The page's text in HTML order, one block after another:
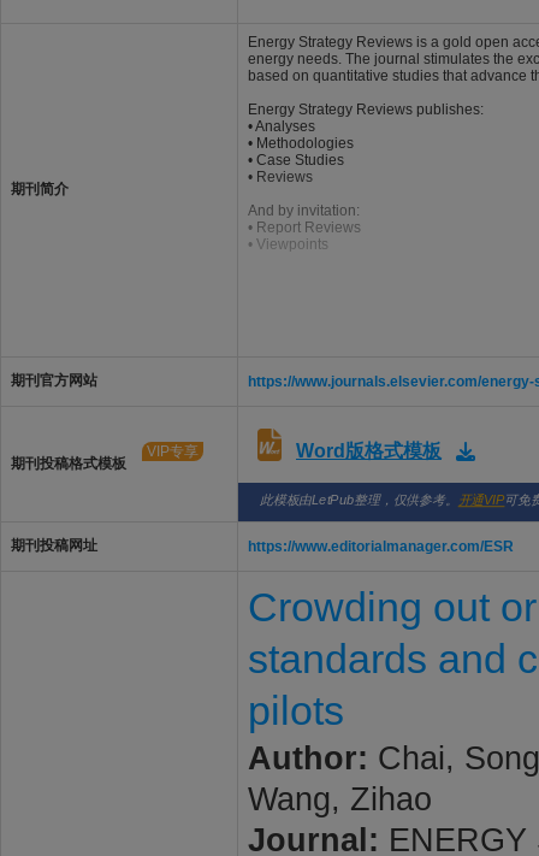
期刊简介
Energy Strategy Reviews is a gold open
energy needs. The journal stimulates the
based on quantitative studies that advance
Energy Strategy Reviews publishes:
• Analyses
• Methodologies
• Case Studies
• Reviews
And by invitation:
• Report Reviews
• Viewpoints
期刊官方网站 https://www.journals.elsevier.com/
期刊投稿格式模板
VIP专享 Word版格式模板
此模板由LetPub整理，仅供参考。 开通VIP可免
期刊投稿网址 https://www.editorialmanager.com/ESR
Crowding out
standards and
pilots
Author: Chai,
Wang, Zihao
Journal: